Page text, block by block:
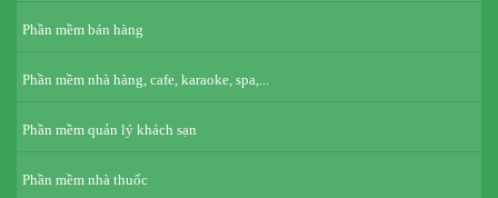
Phần mềm bán hàng
Phần mềm nhà hàng, cafe, karaoke, spa,...
Phần mềm quản lý khách sạn
Phần mềm nhà thuốc